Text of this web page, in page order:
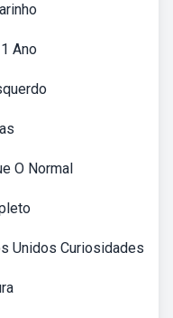
Ano
O Normal
Unidos Curiosidades